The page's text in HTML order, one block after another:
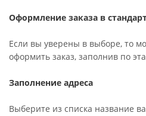
Оформление заказа в
Если вы уверены в выборе, то
оформить заказ, заполнив по
Заполнение адреса
Выберите из списка название